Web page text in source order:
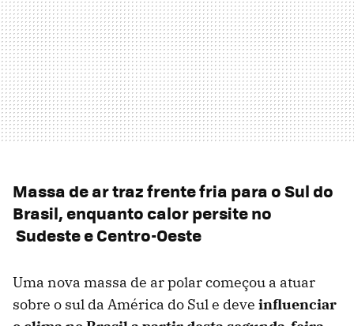
Massa de ar traz frente fria para o Sul do
Brasil, enquanto calor persite no
Sudeste e Centro-Oeste
Uma nova massa de ar polar começou a atuar
sobre o sul da América do Sul e deve influenciar